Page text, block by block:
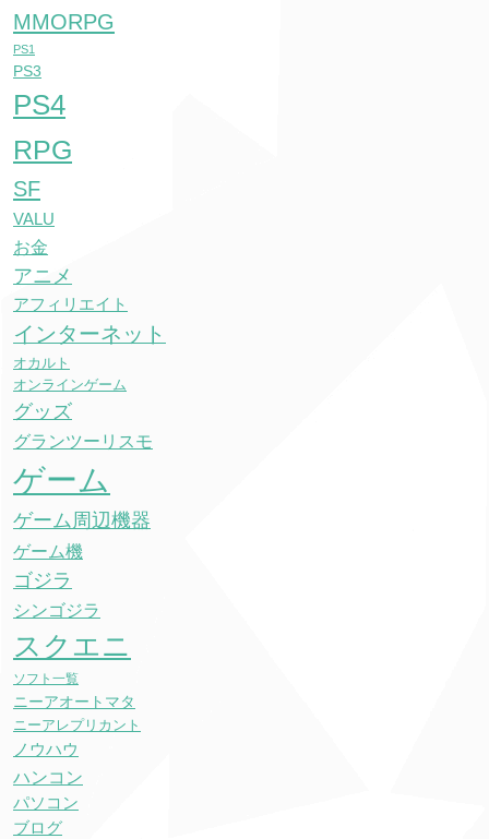
MMORPG
PS1
PS3
PS4
RPG
SF
VALU
お金
アニメ
アフィリエイト
インターネット
オカルト
オンラインゲーム
グッズ
グランツーリスモ
ゲーム
ゲーム周辺機器
ゲーム機
ゴジラ
シンゴジラ
スクエニ
ソフト一覧
ニーアオートマタ
ニーアレプリカント
ノウハウ
ハンコン
パソコン
ブログ